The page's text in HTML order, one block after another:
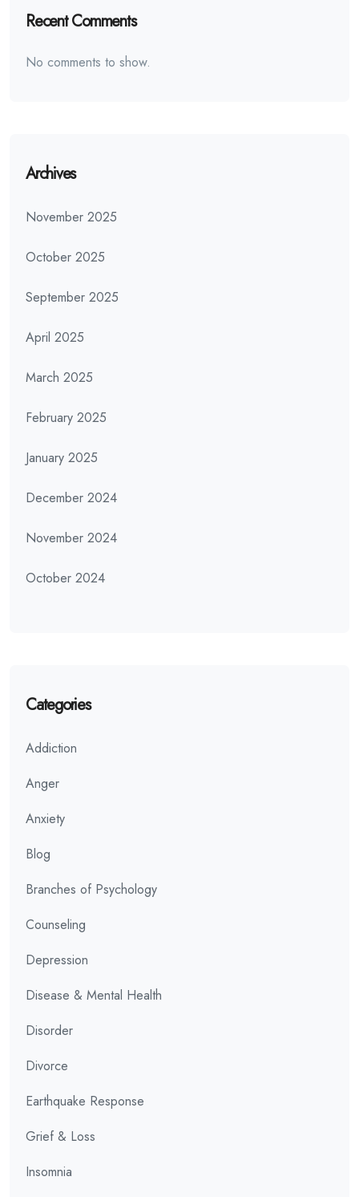
Recent Comments
No comments to show.
Archives
November 2025
October 2025
September 2025
April 2025
March 2025
February 2025
January 2025
December 2024
November 2024
October 2024
Categories
Addiction
Anger
Anxiety
Blog
Branches of Psychology
Counseling
Depression
Disease & Mental Health
Disorder
Divorce
Earthquake Response
Grief & Loss
Insomnia